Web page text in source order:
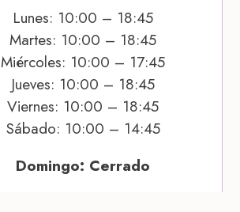
Lunes: 10:00 – 18:45
Martes: 10:00 – 18:45
Miércoles: 10:00 – 17:45
Jueves: 10:00 – 18:45
Viernes: 10:00 – 18:45
Sábado: 10:00 – 14:45
Domingo: Cerrado